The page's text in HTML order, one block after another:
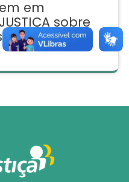
em
sobre
no